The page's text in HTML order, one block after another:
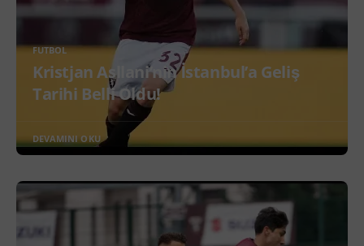
FUTBOL
Kristjan Asllani’nin İstanbul’a Geliş
Tarihi Belli Oldu!
DEVAMINI OKU